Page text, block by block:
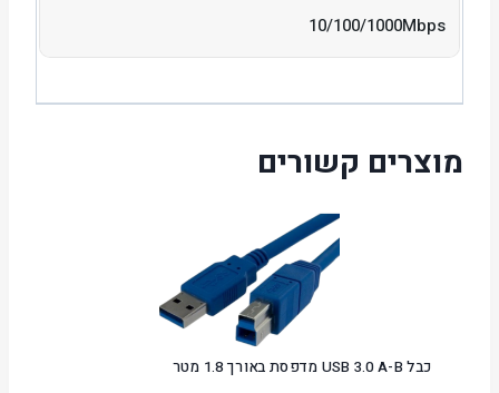
10/100/1000Mbps‏
מוצרים קשורים
כבל USB 3.0 A-B מדפסת באורך 1.8 מטר